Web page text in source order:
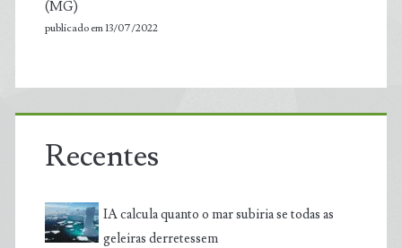
(MG)
publicado em 13/07/2022
Recentes
IA calcula quanto o mar subiria se todas as
geleiras derretessem